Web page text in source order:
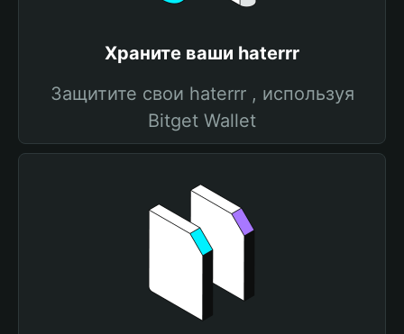
Храните ваши haterrr
Защитите свои haterrr , используя
Bitget Wallet